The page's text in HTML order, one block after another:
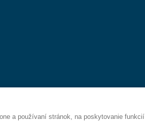
a používaní stránok, na poskytovanie funkcií